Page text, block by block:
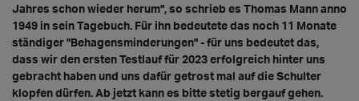
Jahres schon wieder herum", so schrieb es Thomas Mann anno
1949 in sein Tagebuch. Für ihn bedeutete das noch 11 Monate
ständiger "Behagensminderungen" - für uns bedeutet das,
dass wir den ersten Testlauf für 2023 erfolgreich hinter uns
gebracht haben und uns dafür getrost mal auf die Schulter
klopfen dürfen. Ab jetzt kann es bitte stetig bergauf gehen.